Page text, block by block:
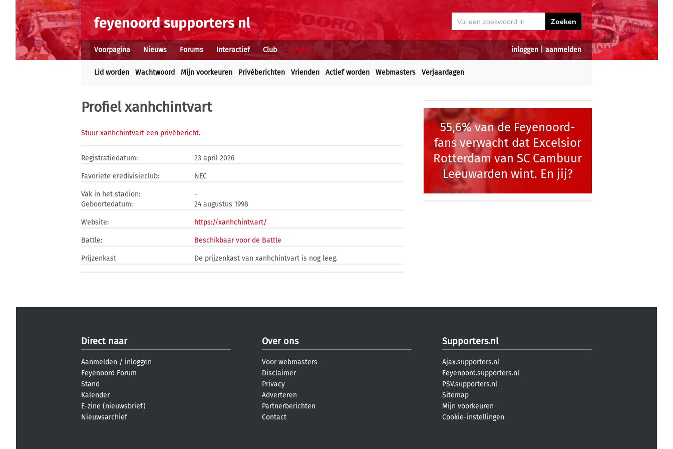
inloggen aanmelden
Voorpagina Nieuws Forums Interactief Club Profiel
Lid worden Wachtwoord Mijn voorkeuren Privéberichten Vrienden Actief worden Webmasters Verjaardagen
Profiel xanhchintvart
Stuur xanhchintvart een privébericht.
Registratiedatum: 23 april 2026
Favoriete eredivisieclub: NEC
Vak in het stadion:
-
Geboortedatum:
24 augustus 1998
Website: https://xanhchintv.art/
Battle: Beschikbaar voor de Battle
Prijzenkast De prijzenkast van xanhchintvart is nog leeg.
55,6% van de Feyenoord-
fans verwacht dat Excelsior
Rotterdam van SC Cambuur
Leeuwarden wint. En jij?
Direct naar
Aanmelden / inloggen
Feyenoord Forum
Stand
Kalender
E-zine (nieuwsbrief)
Nieuwsarchief
Over ons
Voor webmasters
Disclaimer
Privacy
Adverteren
Partnerberichten
Contact
Supporters.nl
Ajax.supporters.nl
Feyenoord.supporters.nl
PSV.supporters.nl
Sitemap
Mijn voorkeuren
Cookie-instellingen